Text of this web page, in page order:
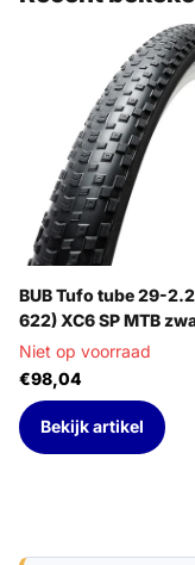
BUB Tufo tube 29-
622) XC6 SP MTB
Niet op voorraad
€98,04
Bekijk artikel